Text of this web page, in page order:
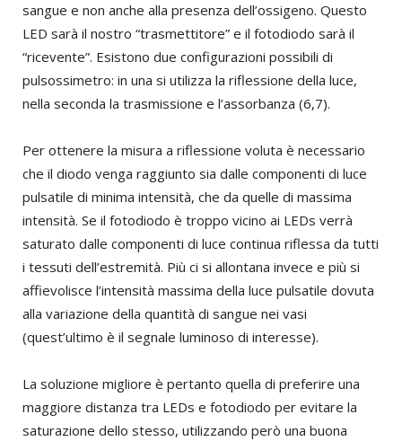
sangue e non anche alla presenza dell’ossigeno. Questo
LED sarà il nostro “trasmettitore” e il fotodiodo sarà il
“ricevente”. Esistono due configurazioni possibili di
pulsossimetro: in una si utilizza la riflessione della luce,
nella seconda la trasmissione e l’assorbanza (6,7).
Per ottenere la misura a riflessione voluta è necessario
che il diodo venga raggiunto sia dalle componenti di luce
pulsatile di minima intensità, che da quelle di massima
intensità. Se il fotodiodo è troppo vicino ai LEDs verrà
saturato dalle componenti di luce continua riflessa da tutti
i tessuti dell’estremità. Più ci si allontana invece e più si
affievolisce l’intensità massima della luce pulsatile dovuta
alla variazione della quantità di sangue nei vasi
(quest’ultimo è il segnale luminoso di interesse).
La soluzione migliore è pertanto quella di preferire una
maggiore distanza tra LEDs e fotodiodo per evitare la
saturazione dello stesso, utilizzando però una buona